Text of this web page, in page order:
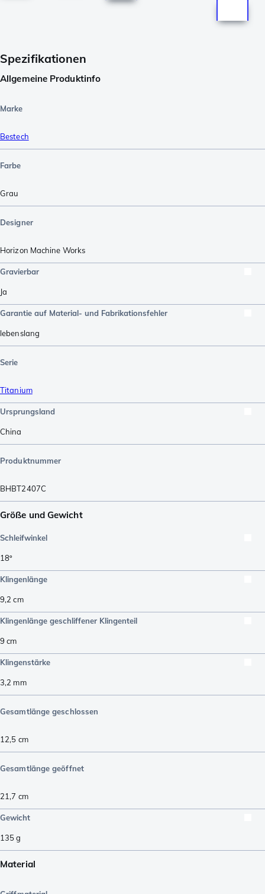
Spezifikationen
Allgemeine Produktinfo
Marke
Bestech
Farbe
Grau
Designer
Horizon Machine Works
Gravierbar
Ja
Garantie auf Material- und Fabrikationsfehler
lebenslang
Serie
Titanium
Ursprungsland
China
Produktnummer
BHBT2407C
Größe und Gewicht
Schleifwinkel
18º
Klingenlänge
9,2 cm
Klingenlänge geschliffener Klingenteil
9 cm
Klingenstärke
3,2 mm
Gesamtlänge geschlossen
12,5 cm
Gesamtlänge geöffnet
21,7 cm
Gewicht
135g
Material